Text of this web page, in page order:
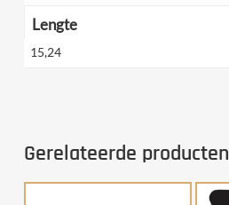
Lengte
15,24
Gerelateerde producten